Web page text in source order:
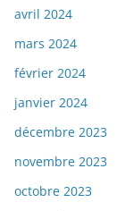
avril 2024
mars 2024
février 2024
janvier 2024
décembre 2023
novembre 2023
octobre 2023